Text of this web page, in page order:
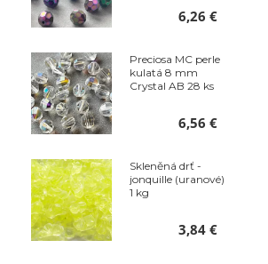
6,26 €
Preciosa MC perle
kulatá 8 mm
Crystal AB 28 ks
6,56 €
Skleněná drť -
jonquille (uranové)
1 kg
3,84 €